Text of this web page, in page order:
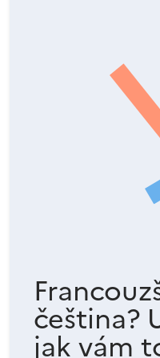
čeština?
jak vám